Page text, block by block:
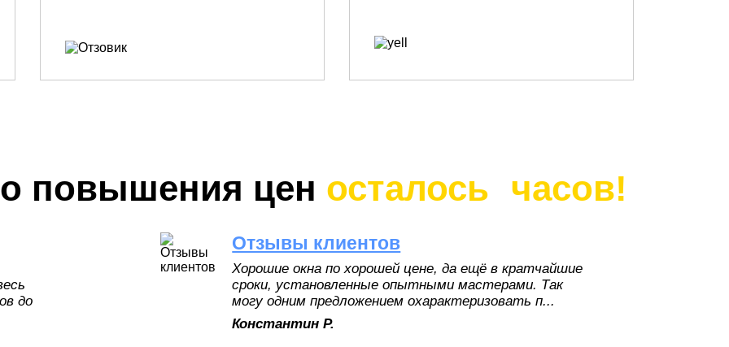
повышения цен осталось часов!
до
Отзывы клиентов
Хорошие окна по хорошей цене, да ещё в кратчайшие
сроки, установленные опытными мастерами. Так
могу одним предложением охарактеризовать п...
Константин Р.